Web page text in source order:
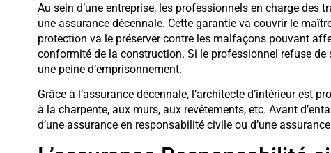
Au sein d’une entreprise, les professionnels en charge
une assurance décennale. Cette garantie va couvrir le
protection va le préserver contre les malfaçons pouvant
conformité de la construction. Si le professionnel refuse
une peine d’emprisonnement.
Grâce à l’assurance décennale, l’architecte d’intérieur est
à la charpente, aux murs, aux revêtements, etc. Avant
d’une assurance en responsabilité civile ou d’une